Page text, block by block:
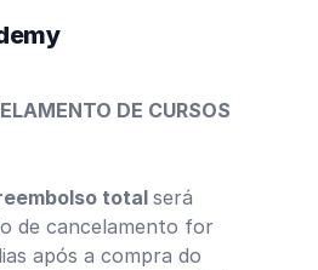
DE CURSOS
total será
de cancelamento for
após a compra do